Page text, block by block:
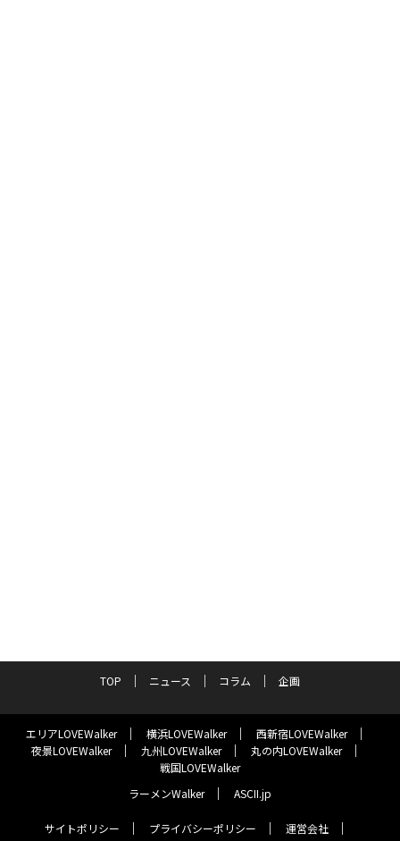
TOP ニュース コラム 企画
エリアLOVEWalker 横浜LOVEWalker
西新宿LOVEWalker
夜景LOVEWalker
九州LOVEWalker
丸の内LOVEWalker
戦国LOVEWalker
ラーメンWalker
ASCII.jp
サイトポリシー プライバシーポリシー
運営会社